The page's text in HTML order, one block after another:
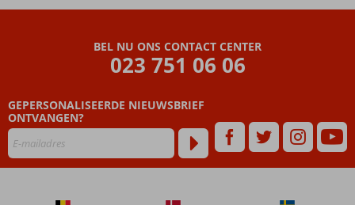
BEL NU ONS CONTACT CENTER
023 751 06 06
GEPERSONALISEERDE NIEUWSBRIEF
ONTVANGEN?